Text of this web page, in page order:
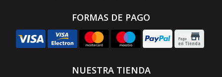
FORMAS DE PAGO
NUESTRA TIENDA